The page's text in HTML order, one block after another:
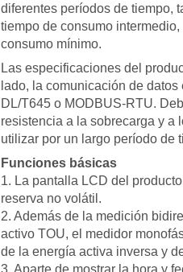
diferentes períodos de tiempo,
tiempo de consumo
consumo mínimo.
Las especificaciones del
lado, la comunicación de
DL/T645 o MODBUS-RTU.
resistencia a la sobrecarga y a
utilizar por un largo período de
Funciones básicas
1. La pantalla LCD del
reserva no volátil.
2. Además de la medición
activo TOU, el medidor
de la energía activa inversa y
3. Aparte de mostrar la hora y